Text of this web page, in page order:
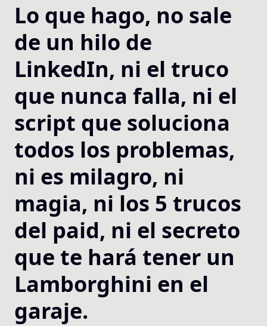
Lo que hago, no sale
de un hilo de
LinkedIn, ni el truco
que nunca falla, ni el
script que soluciona
todos los problemas,
ni es milagro, ni
magia, ni los 5 trucos
del paid, ni el secreto
que te hará tener un
Lamborghini en el
garaje.